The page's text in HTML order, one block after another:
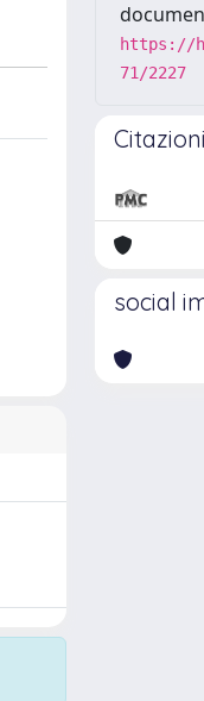
https://
71/2227
Citazioni
social